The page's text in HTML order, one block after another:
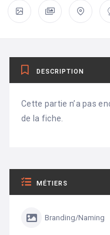
DESCRIPTION
Cette partie n’a pas
de la fiche.
MÉTIERS
Branding/Naming